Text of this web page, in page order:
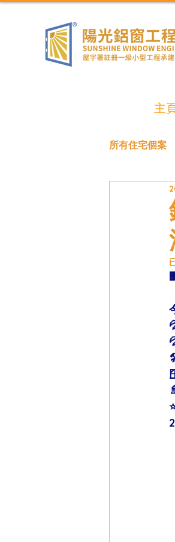
主
所有住宅個案